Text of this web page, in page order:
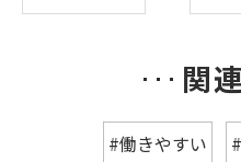
関
#働きやすい